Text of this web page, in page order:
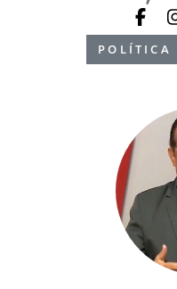
POLÍTICA